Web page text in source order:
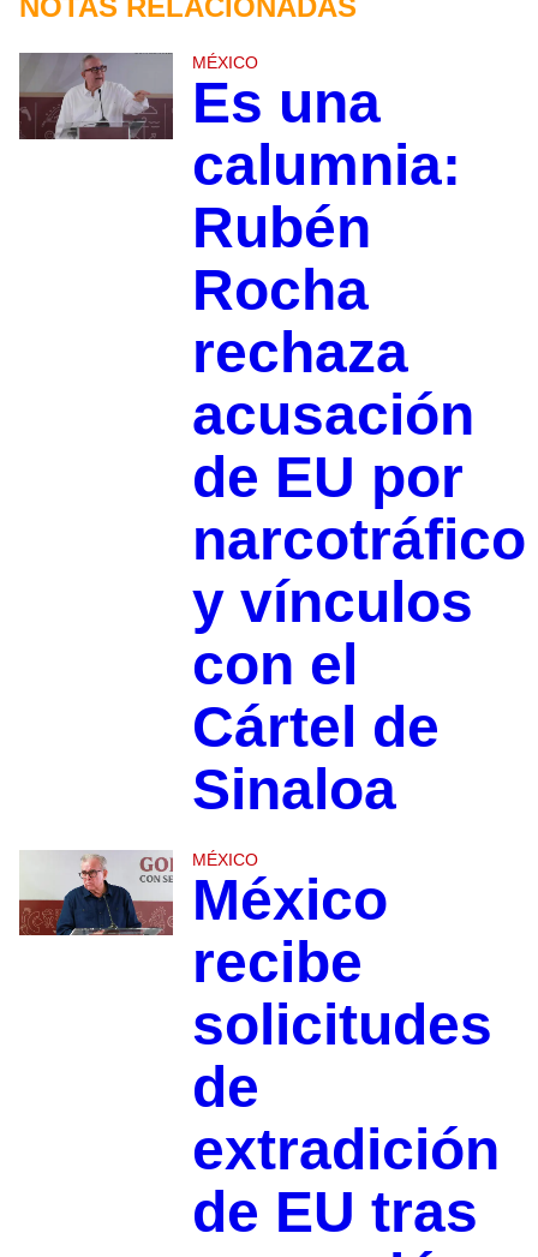
MÉXICO
Es una
calumnia:
Rubén
Rocha
rechaza
acusación
de EU por
narcotráfico
y vínculos
con el
Cártel de
Sinaloa
MÉXICO
México
recibe
solicitudes
de
extradición
de EU tras